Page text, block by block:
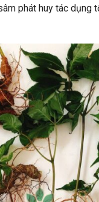
phát huy tác dụng